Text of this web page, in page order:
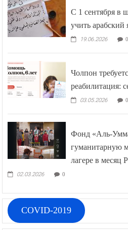
С 1 сентября в
учить арабский
19.06.2026 0
Чолпон
реабилитация:
03.05.2026 0
Фонд «Аль-
гуманитарную
лагере в месяц
02.03.2026 0
COVID-2019